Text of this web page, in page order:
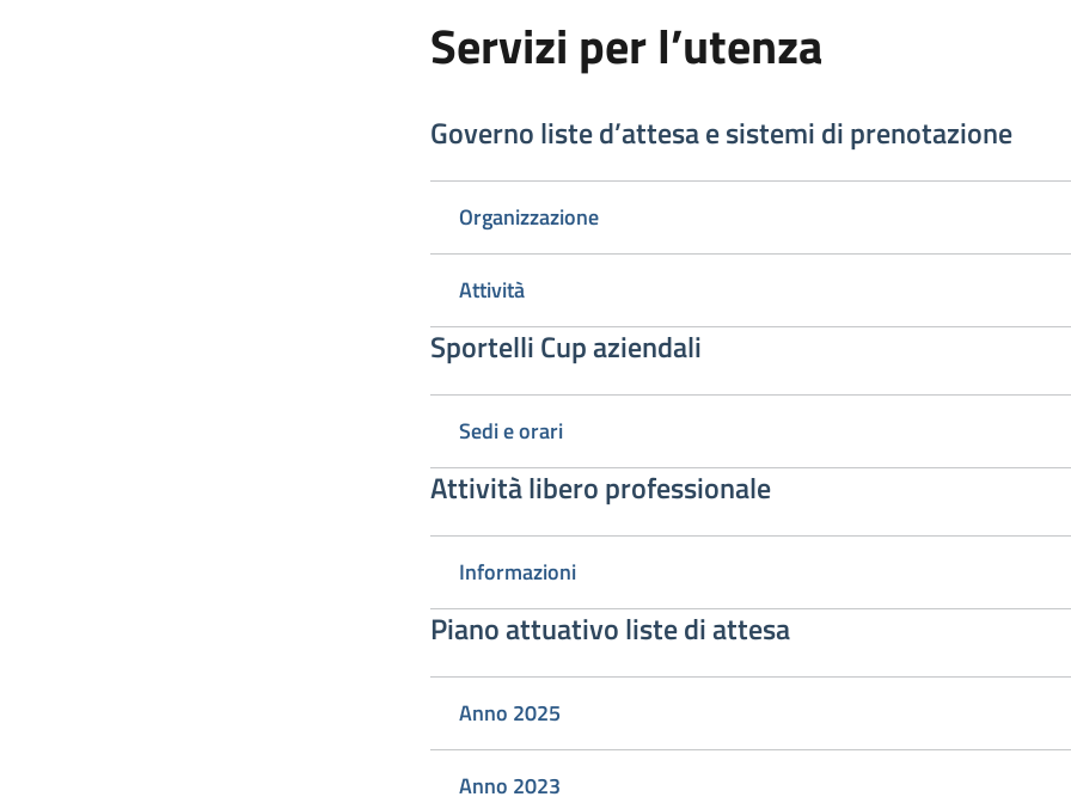
Servizi per l’utenza
Governo liste d’attesa e sistemi di prenotazione
Organizzazione
Attività
Sportelli Cup aziendali
Sedi e orari
Attività libero professionale
Informazioni
Piano attuativo liste di attesa
Anno 2025
Anno 2023